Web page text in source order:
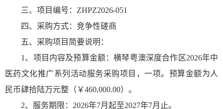
三、项目编号：ZHPZ2026-051
四、采购方式：竞争性磋商
五、采购项目简要说明：
1、项目内容及预算金额：横琴粤澳深度合作区2026年中
医药文化推广系列活动服务采购项目，一项。预算金额为人
民币肆拾陆万元整（￥460,000.00）。
2、服务期限：2026年7月起至2027年7月止。